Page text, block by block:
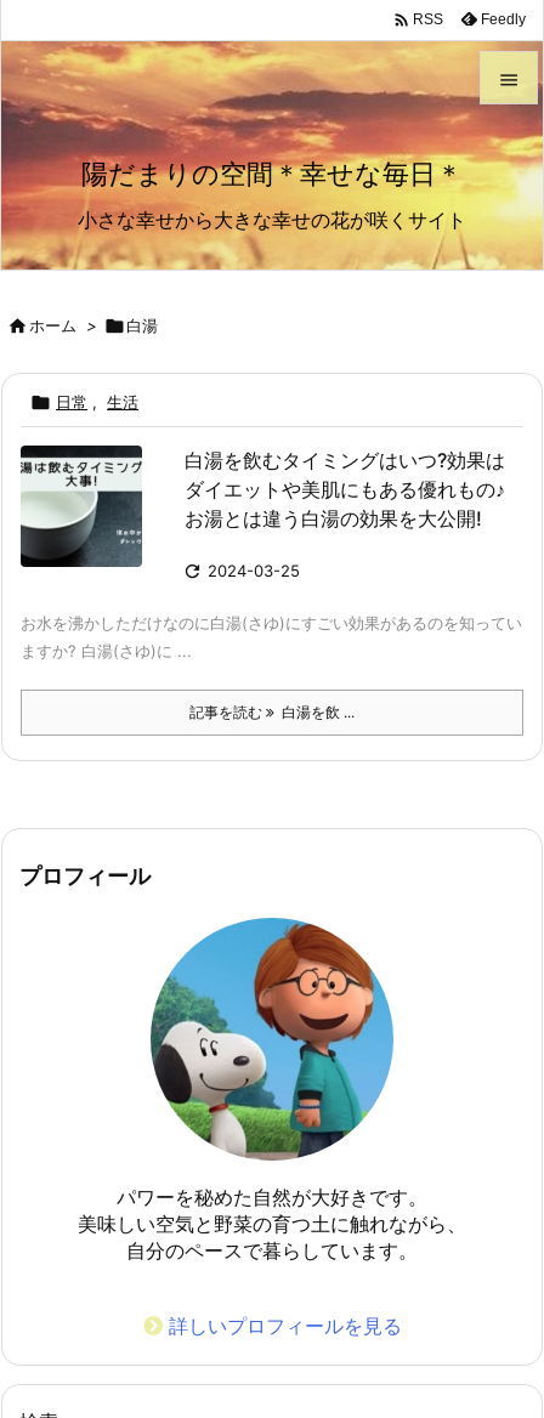
陽だまりの空間＊幸せな毎日＊
小さな幸せから大きな幸せの花が咲くサイト


メニュ

サイド

 RSS Feedly
ホーム > 白湯
 日常 , 生活
白湯を飲むタイミングはいつ?効果は
ダイエットや美肌にもある優れもの♪
お湯とは違う白湯の効果を大公開!
 2024-03-25
お水を沸かしただけなのに白湯(さゆ)にすごい効果があるのを知ってい
ますか? 白湯(さゆ)に ...
記事を読む 白湯を飲 ...
プロフィール
パワーを秘めた自然が大好きです。
美味しい空気と野菜の育つ土に触れながら、
自分のペースで暮らしています。
詳しいプロフィールを見る